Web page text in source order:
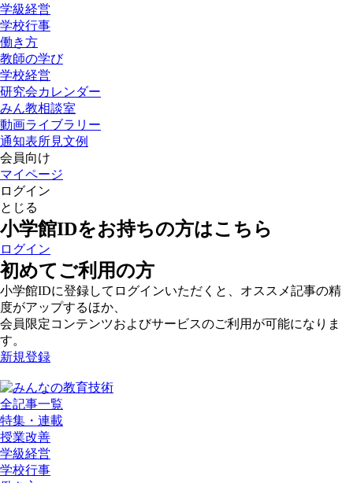
学級経営
学校行事
働き方
教師の学び
学校経営
研究会カレンダー
みん教相談室
動画ライブラリー
通知表所見文例
会員向け
マイページ
ログイン
とじる
小学館IDをお持ちの方はこちら
ログイン
初めてご利用の方
小学館IDに登録してログインいただくと、オススメ記事の精
度がアップするほか、
会員限定コンテンツおよびサービスのご利用が可能になりま
す。
新規登録
全記事一覧
特集・連載
授業改善
学級経営
学校行事